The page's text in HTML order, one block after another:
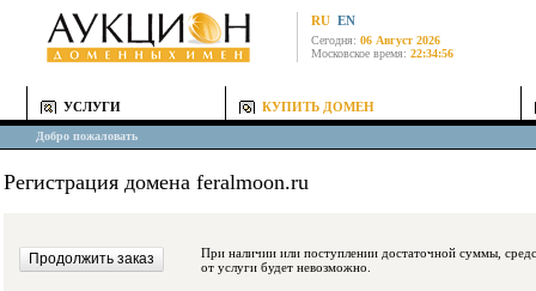
RU EN
Сегодня: 06 Август 2026
Московское время: 22:34:56
УСЛУГИ КУПИТЬ ДОМЕН
Добро пожаловать
Регистрация домена feralmoon.ru
При наличии или поступлении достаточной суммы, средства будут
от услуги будет невозможно.